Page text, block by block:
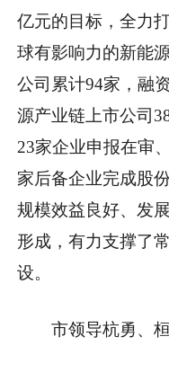
亿元的目标，全力
球有影响力的新能
公司累计94家，融
源产业链上市公司
23家企业申报在审
家后备企业完成股
规模效益良好、发
形成，有力支撑了
设。
市领导杭勇、